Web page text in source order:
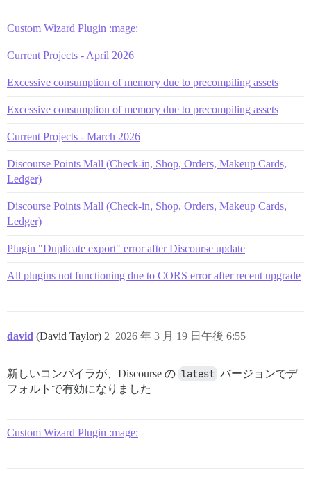
Custom Wizard Plugin :mage:
Current Projects - April 2026
Excessive consumption of memory due to precompiling assets
Excessive consumption of memory due to precompiling assets
Current Projects - March 2026
Discourse Points Mall (Check-in, Shop, Orders, Makeup Cards,
Ledger)
Discourse Points Mall (Check-in, Shop, Orders, Makeup Cards,
Ledger)
Plugin "Duplicate export" error after Discourse update
All plugins not functioning due to CORS error after recent upgrade
david (David Taylor) 2026 年 3 月 19 日午後 6:55
2
新しいコンパイラが、Discourse の latest バージョンでデ
フォルトで有効になりました
Custom Wizard Plugin :mage: